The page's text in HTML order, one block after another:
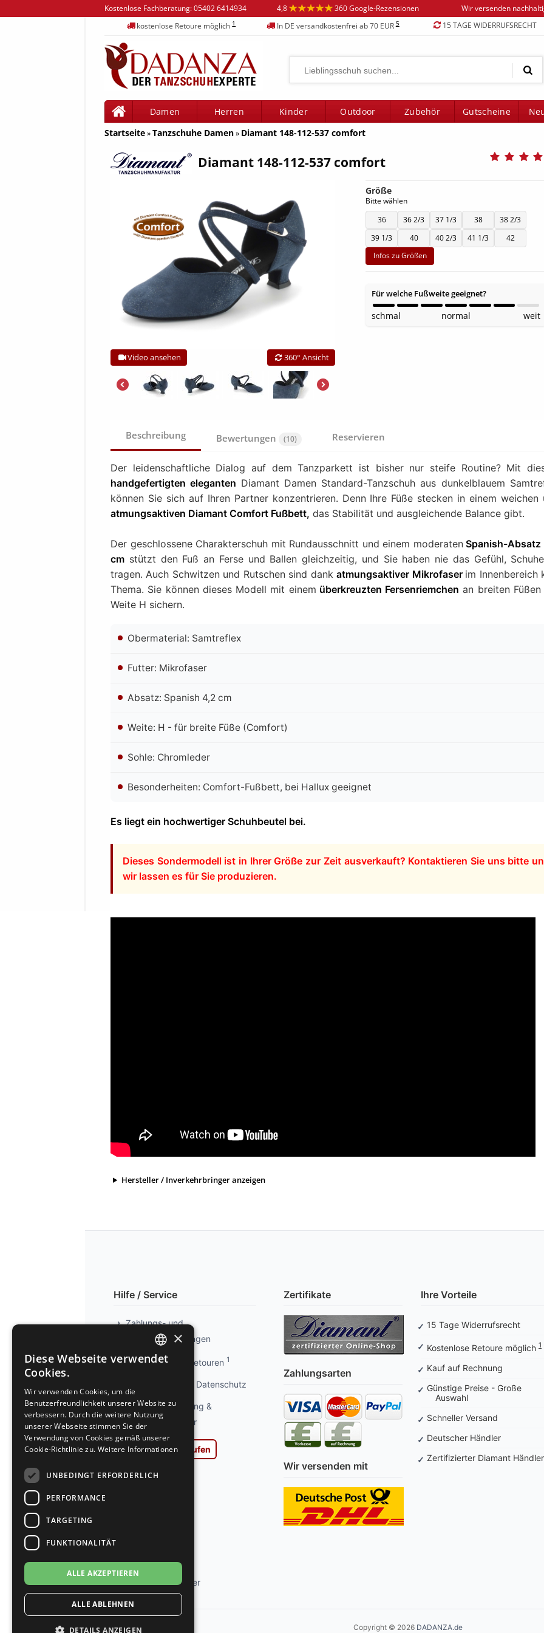
4,8 360 Google-Rezensionen Wir versenden
Kostenlose Fachberatung:05402 6414934
kostenlose Retoure möglich1 In DE versandkostenfrei ab 70 EUR5 15 TAGE WIDERRUFSRECHT
Damen Herren Kinder Outdoor Zubehör Gutscheine
Startseite»Tanzschuhe Damen» Diamant 148-112-537 comfort
Diamant 148-112-537 comfort
Video ansehen 360° Ansicht
Größe
Bitte wählen
36
36 2/3 37 1/3 38
38 2/3
39 1/3
40 40 2/3 41 1/3
42
Infos zu Größen
Für welche Fußweite geeignet?
schmal normal weit
Beschreibung Bewertungen (10) Reservieren
Der leidenschaftliche Dialog auf dem Tanzparkett ist bisher nur steife Routine? Mit
handgefertigten eleganten Diamant Damen Standard-Tanzschuh aus dunkelblauem
können Sie sich auf Ihren Partner konzentrieren. Denn Ihre Füße stecken in einem weichen
atmungsaktiven Diamant Comfort Fußbett, das Stabilität und ausgleichende Balance gibt.
Der geschlossene Charakterschuh mit Rundausschnitt und einem moderatenSpanish-Absatz
cm stützt den Fuß an Ferse und Ballen gleichzeitig, und Sie haben nie das Gefühl,
tragen. Auch Schwitzen und Rutschen sind dankatmungsaktiver Mikrofaser im Innenbereich
Thema. Sie können dieses Modell mit einem überkreuzten Fersenriemchen an breiten
Weite H sichern.
Obermaterial: Samtreflex
Futter: Mikrofaser
Absatz: Spanish 4,2 cm
Weite: H - für breite Füße (Comfort)
Sohle: Chromleder
Besonderheiten: Comfort-Fußbett, bei Hallux geeignet
Es liegt ein hochwertiger Schuhbeutel bei.
Dieses Sondermodell ist in Ihrer Größe zur Zeit ausverkauft? Kontaktieren Sie uns bitte
wir lassen es für Sie produzieren.
Hersteller / Inverkehrbringer anzeigen
Hilfe / Service
Zahlungs- und
Versandbedingungen
Info kostenlose Retouren 1
Privatsphäre und Datenschutz
Widerrufsbelehrung &
Widerrufsformular
Vertrag widerrufen
AGB
Jobs
Tanzschuh Berater
Zertifikate
Zahlungsarten
Wir versenden mit
Ihre Vorteile
15 Tage Widerrufsrecht
Kostenlose Retoure möglich 1
Kauf auf Rechnung
Günstige Preise - Große
Auswahl
Schneller Versand
Deutscher Händler
Zertifizierter Diamant Händler
Copyright © 2026 DADANZA.de
GERMAN
×
Diese Webseite verwendet
Cookies.
Wir verwenden Cookies, um die
Benutzerfreundlichkeit unserer Website zu
verbessern. Durch die weitere Nutzung
unserer Webseite stimmen Sie der
Verwendung von Cookies gemäß unserer
Cookie-Richtlinie zu. Weitere Informationen
UNBEDINGT ERFORDERLICH
PERFORMANCE
TARGETING
FUNKTIONALITÄT
ALLE AKZEPTIEREN
ALLE ABLEHNEN
DETAILS ANZEIGEN